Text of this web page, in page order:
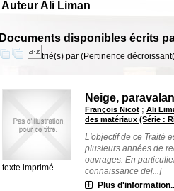
Auteur Ali Liman
Documents disponibles écrits
trié(s) par (Pertinence
texte imprimé
Neige,
François Nicot ;Ali
des matériaux (Série :
L'objectif de ce Traité
plusieurs années de
ouvrages. En
connaissance de[...]
Plus